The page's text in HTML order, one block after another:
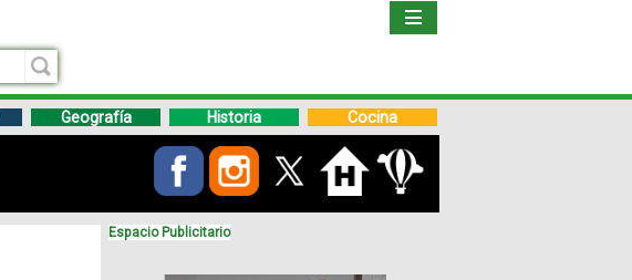
Libro
Geografía Historia Cocina
Espacio Publicitario